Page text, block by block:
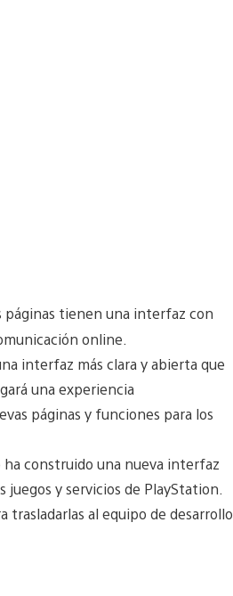
páginas tienen una interfaz con
online.
interfaz más clara y abierta que
una experiencia
páginas y funciones para los
construido una nueva interfaz
y servicios de PlayStation.
trasladarlas al equipo de desarrollo